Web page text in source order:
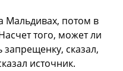
Мальдивах, потом в
того, может ли
сказал,
источник.